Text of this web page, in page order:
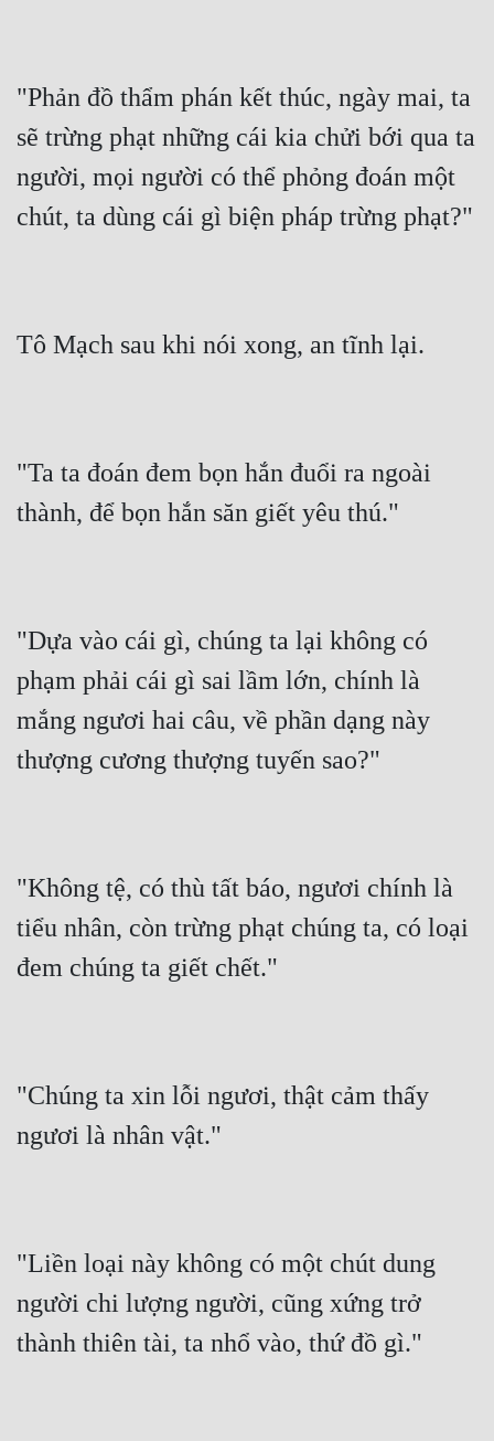
"Phản đồ thẩm phán kết thúc, ngày mai, ta
sẽ trừng phạt những cái kia chửi bới qua ta
người, mọi người có thể phỏng đoán một
chút, ta dùng cái gì biện pháp trừng phạt?"
Tô Mạch sau khi nói xong, an tĩnh lại.
"Ta ta đoán đem bọn hắn đuổi ra ngoài
thành, để bọn hắn săn giết yêu thú."
"Dựa vào cái gì, chúng ta lại không có
phạm phải cái gì sai lầm lớn, chính là
mắng ngươi hai câu, về phần dạng này
thượng cương thượng tuyến sao?"
"Không tệ, có thù tất báo, ngươi chính là
tiểu nhân, còn trừng phạt chúng ta, có loại
đem chúng ta giết chết."
"Chúng ta xin lỗi ngươi, thật cảm thấy
ngươi là nhân vật."
"Liền loại này không có một chút dung
người chi lượng người, cũng xứng trở
thành thiên tài, ta nhổ vào, thứ đồ gì."